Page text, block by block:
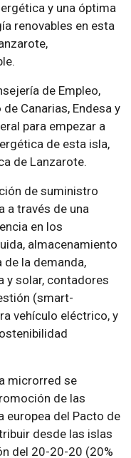
y una óptima
renovables en esta
de Empleo,
Canarias, Endesa y
para empezar a
de esta isla,
de Lanzarote.
de suministro
a través de una
en los
almacenamiento
la demanda,
y solar, contadores
(smart-
vehículo eléctrico, y
microrred se
de las
europea del Pacto de
desde las islas
del 20-20-20 (20%